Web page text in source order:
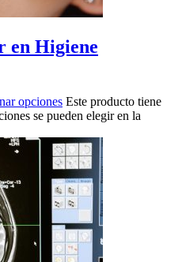
en Higiene
opciones Este producto tiene
se pueden elegir en la